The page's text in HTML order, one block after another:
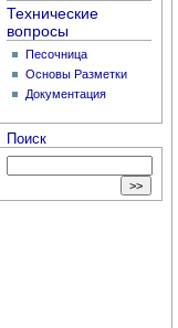
Технические
вопросы
Песочница
Основы Разметки
Документация
Поиск